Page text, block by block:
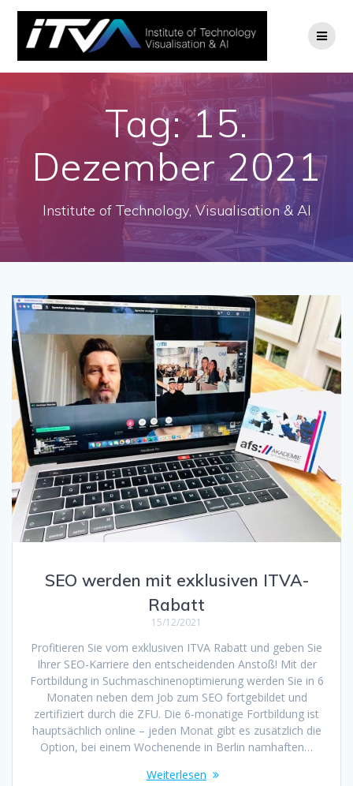
Zum
Inhalt
springen
Tag:15.
Dezember 2021
Institute of Technology, Visualisation & AI
SEO werden mit exklusiven ITVA-
Rabatt
15/12/2021
Profitieren Sie vom exklusiven ITVA Rabatt und geben Sie
Ihrer SEO-Karriere den entscheidenden Anstoß! Mit der
Fortbildung in Suchmaschinenoptimierung werden Sie in 6
Monaten neben dem Job zum SEO fortgebildet und
zertifiziert durch die ZFU. Die 6-monatige Fortbildung ist
hauptsächlich online – jeden Monat gibt es zusätzlich die
Option, bei einem Wochenende in Berlin namhaften…
Weiterlesen